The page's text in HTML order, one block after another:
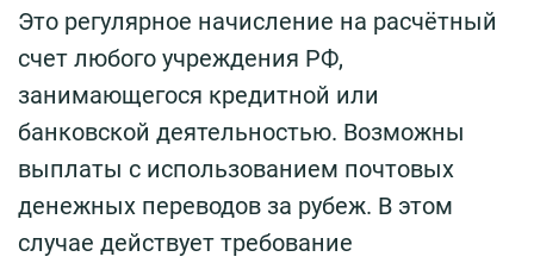
Это регулярное начисление на расчётный
счет любого учреждения РФ,
занимающегося кредитной или
банковской деятельностью. Возможны
выплаты с использованием почтовых
денежных переводов за рубеж. В этом
случае действует требование